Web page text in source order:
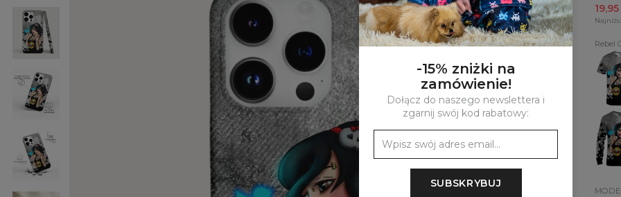
Rebel
shirt
Girl
bluza
Girl
-15% zniżki na
zamówienie!
Dołącz do naszego newslettera i
zgarnij swój kod rabatowy:
SUBSKRYBUJ